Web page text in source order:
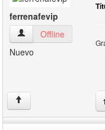
ferrenafevip
ferrenafevip Ver perfil
Offline
Nuevo
↑